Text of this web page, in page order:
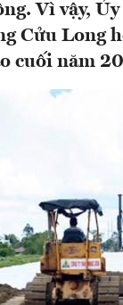
Vì vậy,
Cửu Long
cuối năm